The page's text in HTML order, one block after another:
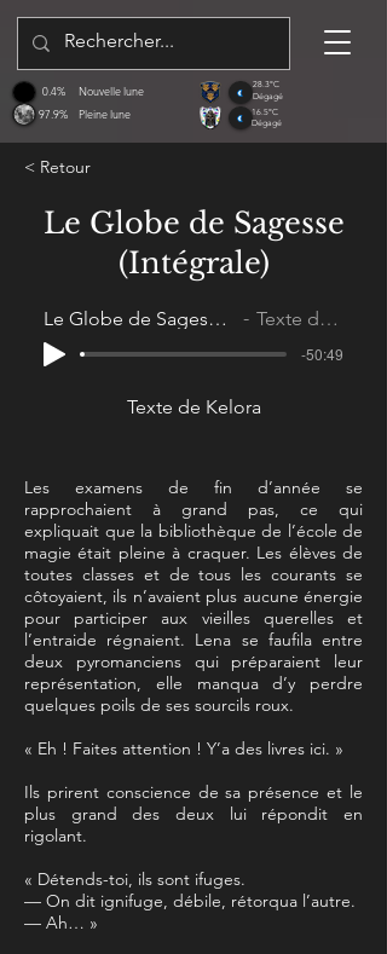
97.9%
0.4%
Pleine lune
Nouvelle lune
28.3°C
Dégagé
16.5°C
Dégagé
< Retour
Le Globe de Sagesse
(Intégrale)
Le Globe de Sagesse (Intégrale) Texte de Kelora
-50:49
Texte de Kelora
Les examens de fin d’année se
rapprochaient à grand pas, ce qui
expliquait que la bibliothèque de l’école de
magie était pleine à craquer. Les élèves de
toutes classes et de tous les courants se
côtoyaient, ils n’avaient plus aucune énergie
pour participer aux vieilles querelles et
l’entraide régnaient. Lena se faufila entre
deux pyromanciens qui préparaient leur
représentation, elle manqua d’y perdre
quelques poils de ses sourcils roux.
« Eh ! Faites attention ! Y’a des livres ici. »
Ils prirent conscience de sa présence et le
plus grand des deux lui répondit en
rigolant.
« Détends-toi, ils sont ifuges.
— On dit ignifuge, débile, rétorqua l’autre.
— Ah… »